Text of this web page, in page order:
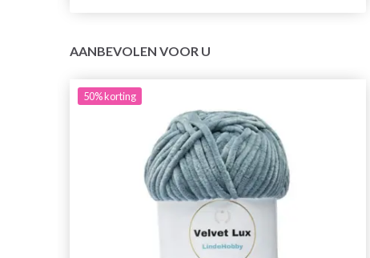
AANBEVOLEN VOOR U
50%korting